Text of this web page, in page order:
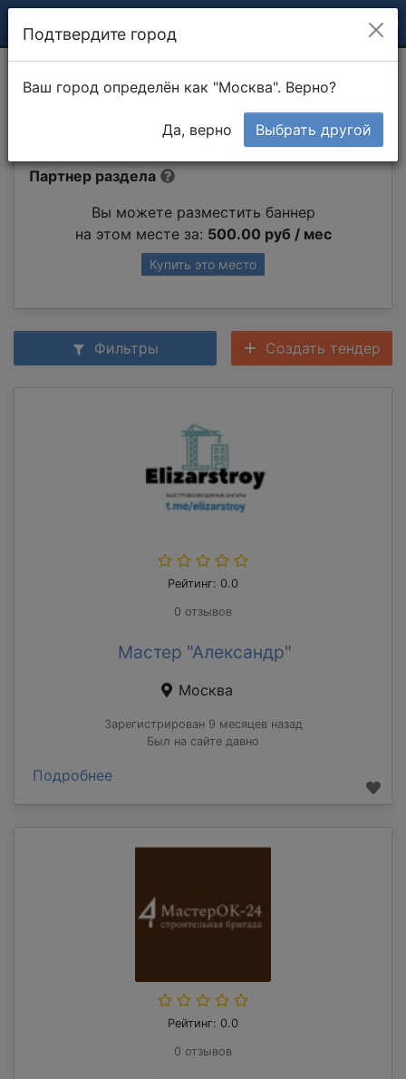
Монтаж системы
автоматического полива
Партнер раздела
Вы можете разместить баннер
на этом месте за: 500.00 руб / мес
Купить это место
Фильтры Создать тендер
Рейтинг: 0.0
0 отзывов
Мастер "Александр"
Москва
Зарегистрирован 9 месяцев назад
Был на сайте давно
Подробнее
Рейтинг: 0.0
0 отзывов
Подтвердите город
Ваш город определён как "Москва". Верно?
Да, верно Выбрать другой